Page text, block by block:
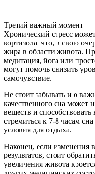
Третий важный момент —
Хронический стресс
кортизола, что, в свою
жира в области живота.
медитация, йога или
могут помочь снизить
самочувствие.
Не стоит забывать и о
качественного сна может
веществ и способствовать
стремиться к 7-8 часам
условия для отдыха.
Наконец, если изменения
результатов, стоит
увеличения живота